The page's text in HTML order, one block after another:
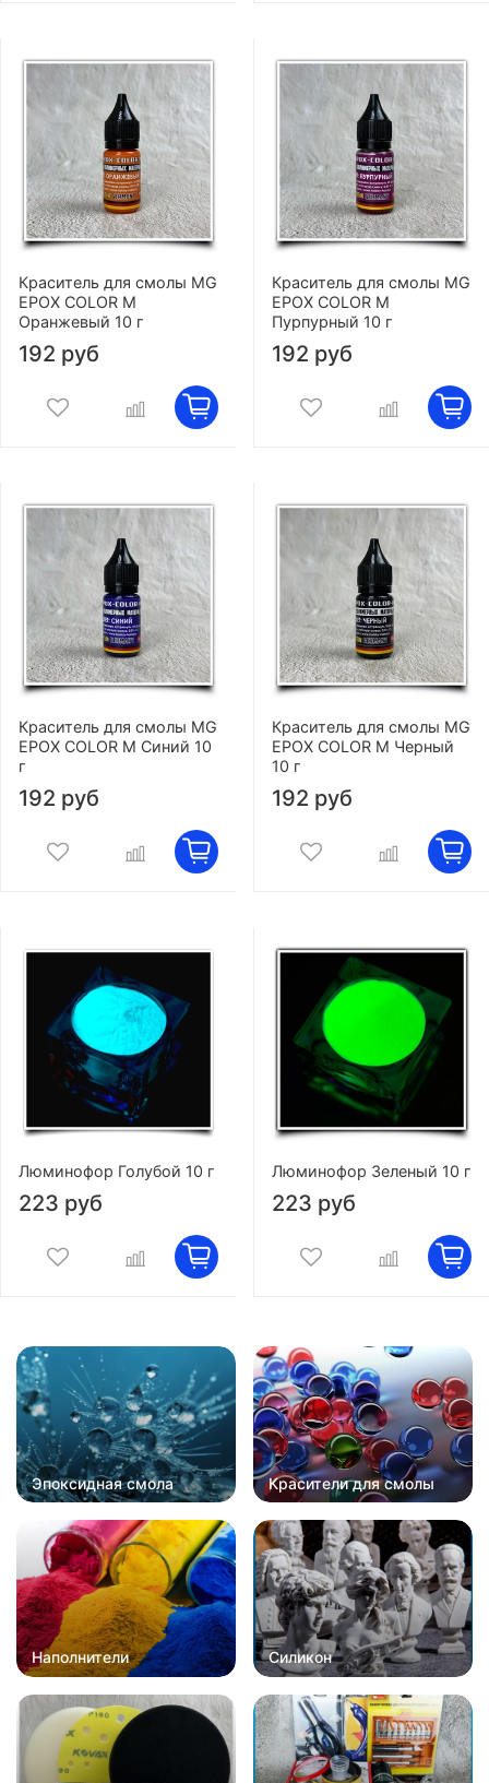
Краситель для смолы MG
EPOX COLOR M
Оранжевый 10 г
192 руб
Краситель для смолы MG
EPOX COLOR M
Пурпурный 10 г
192 руб
Краситель для смолы MG
EPOX COLOR M Синий 10
г
192 руб
Краситель для смолы MG
EPOX COLOR M Черный
10 г
192 руб
Люминофор Голубой 10 г
223 руб
Люминофор Зеленый 10 г
223 руб
Эпоксидная смола Красители для смолы
Наполнители Силикон